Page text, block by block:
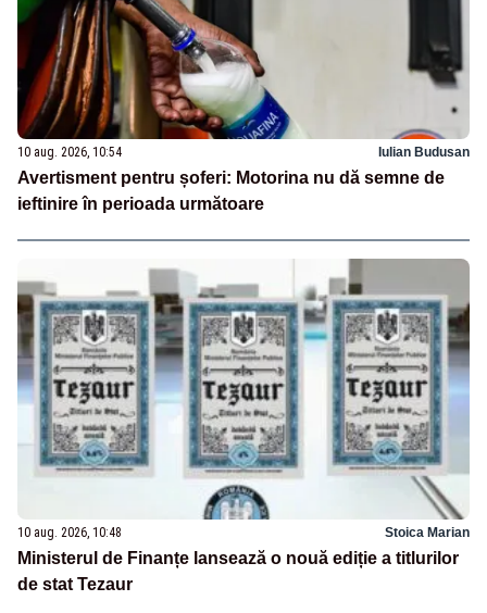
10 aug. 2026, 10:54 Iulian Budusan
Avertisment pentru șoferi: Motorina nu dă semne de
ieftinire în perioada următoare
10 aug. 2026, 10:48 Stoica Marian
Ministerul de Finanțe lansează o nouă ediție a titlurilor
de stat Tezaur